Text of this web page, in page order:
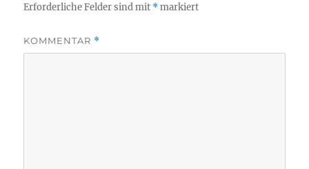
Erforderliche Felder sind mit *markiert
KOMMENTAR *